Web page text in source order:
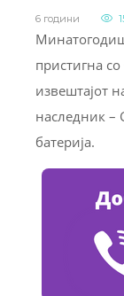
6 години
пристигна
извештајот
наследник –
батерија.